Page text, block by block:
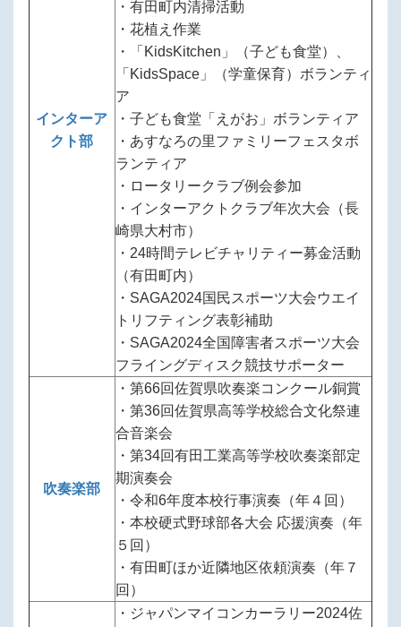
インターア
クト部
・有田町内清掃活動
・花植え作業
・「KidsKitchen」（子ども食堂）、
「KidsSpace」（学童保育）ボランティ
ア
・子ども食堂「えがお」ボランティア
・あすなろの里ファミリーフェスタボ
ランティア
・ロータリークラブ例会参加
・インターアクトクラブ年次大会（長
崎県大村市）
・24時間テレビチャリティー募金活動
（有田町内）
・SAGA2024国民スポーツ大会ウエイ
トリフティング表彰補助
・SAGA2024全国障害者スポーツ大会
フライングディスク競技サポーター
吹奏楽部
・第66回佐賀県吹奏楽コンクール銅賞
・第36回佐賀県高等学校総合文化祭連
合音楽会
・第34回有田工業高等学校吹奏楽部定
期演奏会
・令和6年度本校行事演奏（年４回）
・本校硬式野球部各大会 応援演奏（年
５回）
・有田町ほか近隣地区依頼演奏（年７
回）
・ジャパンマイコンカーラリー2024佐